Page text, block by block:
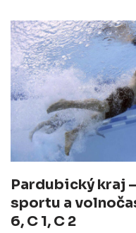
Pardubický kraj
sportu a
6, C 1, C 2